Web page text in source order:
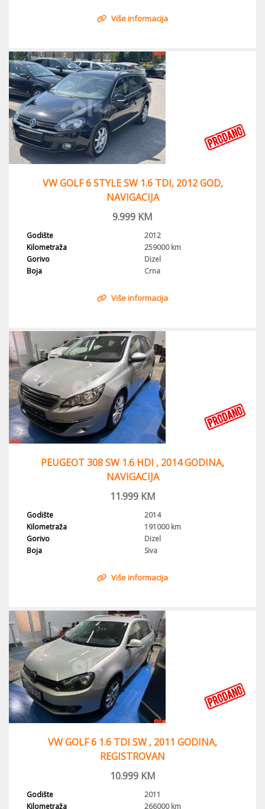
Više informacija
VW GOLF 6 STYLE SW 1.6 TDI, 2012 GOD,
NAVIGACIJA
9.999 KM
Godište
2012
Kilometraža
259000 km
Gorivo
Dizel
Boja
Crna
Više informacija
PEUGEOT 308 SW 1.6 HDI , 2014 GODINA,
NAVIGACIJA
11.999KM
Godište
2014
Kilometraža
191000 km
Gorivo
Dizel
Boja
Siva
Više informacija
VW GOLF 6 1.6 TDI SW , 2011 GODINA,
REGISTROVAN
10.999KM
Godište
2011
Kilometraža
266000 km